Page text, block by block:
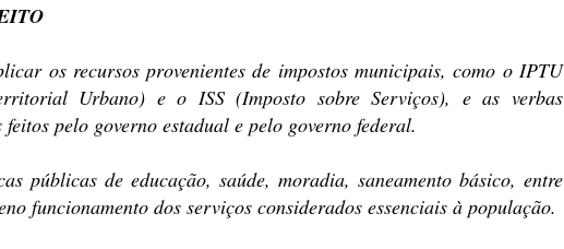
os recursos provenientes de impostos municipais, como o IPTU
Urbano) e o ISS (Imposto sobre Serviços), e as verbas
feitos pelo governo estadual e pelo governo federal.
públicas de educação, saúde, moradia, saneamento básico, entre
funcionamento dos serviços considerados essenciais à população.